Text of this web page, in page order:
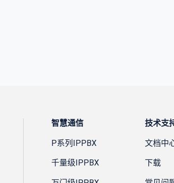
智慧通信
P系列IPPBX
千量级IPPBX
技术支
文档中
下载